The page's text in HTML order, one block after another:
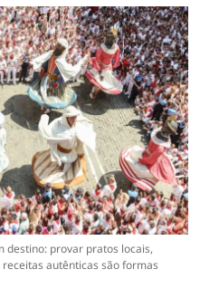
destino: provar pratos locais,
autênticas são formas